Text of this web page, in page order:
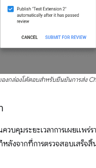
งกล่องโต้ตอบสำหรับยืนยันการส่ง
คุมระยะเวลาการเผยแพร่ร
ลังจากที่การตรวจสอบเสร็จ